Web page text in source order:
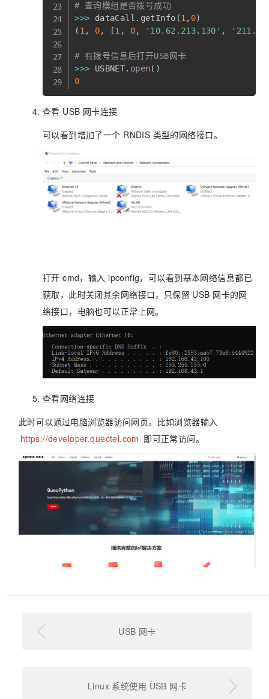
# 查询模组是否拨号成功
>>> dataCall . getInfo (1 , 0)
( 1 , 0, [1 , 0, '10.62.213.130' ,
# 有拨号信息后打开USB网卡
>>> USBNET. open( )
0
查看 USB 网卡连接
可以看到增加了一个 RNDIS 类型的网络接口。
打开 cmd，输入 ipconfig，可以看到基本网络信息都已
获取，此时关闭其余网络接口，只保留 USB 网卡的网
络接口，电脑也可以正常上网。
查看网络连接
此时可以通过电脑浏览器访问网页。比如浏览器输入
https://developer.quectel.com 即可正常访问。
USB 网卡
Linux 系统使用 USB 网卡